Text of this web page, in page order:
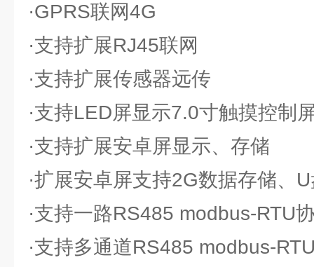
·GPRS联网4G
·支持扩展RJ45联网
·支持扩展传感器远传
·支持LED屏显示7.0寸触摸控制
·支持扩展安卓屏显示、存储
·扩展安卓屏支持2G数据存储、
·支持一路RS485 modbus-RTU
·支持多通道RS485 modbus-